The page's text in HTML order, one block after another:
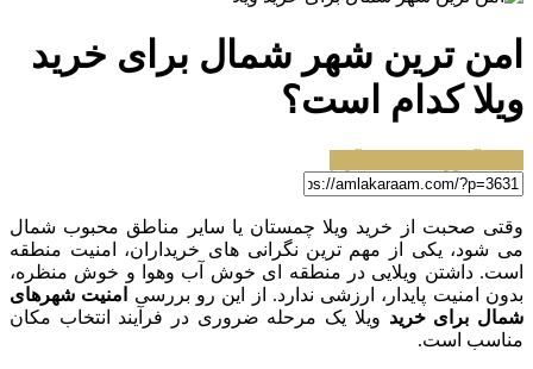
امن ترین شهر شمال برای خرید
ویلا کدام است؟
وقتی صحبت از خرید ویلا چمستان یا سایر مناطق محبوب شمال
می شود، یکی از مهم ترین نگرانی های خریداران، امنیت منطقه
است. داشتن ویلایی در منطقه ای خوش آب وهوا و خوش منظره،
بدون امنیت پایدار، ارزشی ندارد. از این رو بررسی امنیت شهرهای
شمال برای خرید ویلا یک مرحله ضروری در فرآیند انتخاب مکان
مناسب است.